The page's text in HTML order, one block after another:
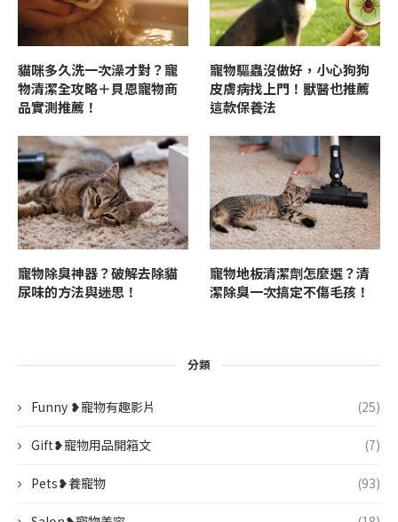
貓咪多久洗一次澡才對？寵
物清潔全攻略＋貝恩寵物商
品實測推薦！
寵物驅蟲沒做好，小心狗狗
皮膚病找上門！獸醫也推薦
這款保養法
寵物除臭神器？破解去除貓
尿味的方法與迷思！
寵物地板清潔劑怎麼選？清
潔除臭一次搞定不傷毛孩！
分類
Funny ❥寵物有趣影片 (25)
Gift❥寵物用品開箱文 (7)
Pets❥養寵物 (93)